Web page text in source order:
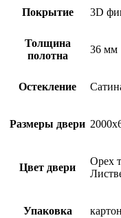
Покрытие 3D
Толщина
полотна
36 мм
Остекление
Размеры двери
Цвет двери
Орех
Упаковка